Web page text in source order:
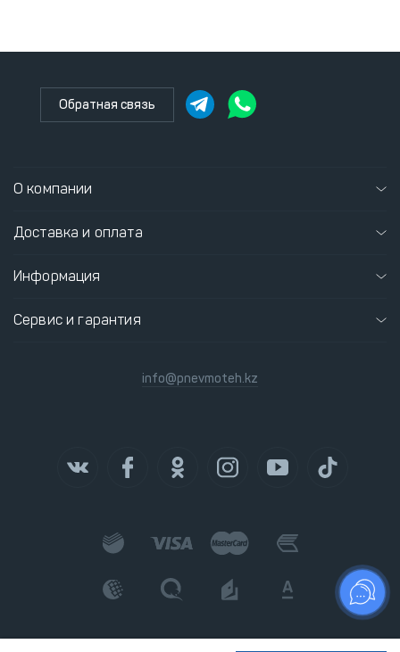
Обратная связь
О компании
Доставка и оплата
Информация
Сервис и гарантия
info@pnevmoteh.kz